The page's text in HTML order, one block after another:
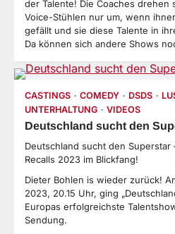
der Talente! Die Coaches drehen
Voice-Stühlen nur um, wenn
gefällt und sie diese Talente in
Da können sich andere Shows
CASTINGS COMEDY DSDS
UNTERHALTUNG
VIDEOS
Deutschland sucht den
Deutschland sucht den Superstar
Recalls 2023 im Blickfang!
Dieter Bohlen is wieder zurück!
2023, 20.15 Uhr, ging
Europas erfolgreichste
Sendung.